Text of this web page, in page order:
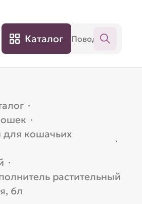
Каталог
·
·
для кошачьих
·
·
растительный
6л